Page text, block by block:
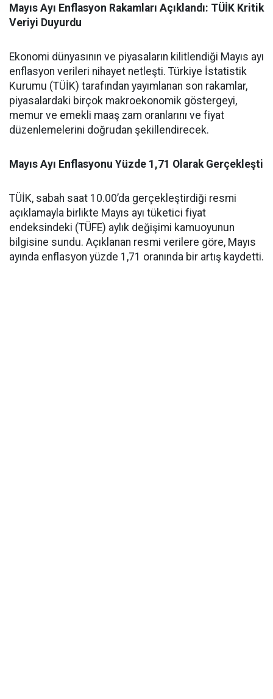
Mayıs Ayı Enflasyon Rakamları Açıklandı: TÜİK Kritik
Veriyi Duyurdu
​Ekonomi dünyasının ve piyasaların kilitlendiği Mayıs ayı
enflasyon verileri nihayet netleşti. Türkiye İstatistik
Kurumu (TÜİK) tarafından yayımlanan son rakamlar,
piyasalardaki birçok makroekonomik göstergeyi,
memur ve emekli maaş zam oranlarını ve fiyat
düzenlemelerini doğrudan şekillendirecek.
​Mayıs Ayı Enflasyonu Yüzde 1,71 Olarak Gerçekleşti
​TÜİK, sabah saat 10.00’da gerçekleştirdiği resmi
açıklamayla birlikte Mayıs ayı tüketici fiyat
endeksindeki (TÜFE) aylık değişimi kamuoyunun
bilgisine sundu. Açıklanan resmi verilere göre, Mayıs
ayında enflasyon yüzde 1,71 oranında bir artış kaydetti.